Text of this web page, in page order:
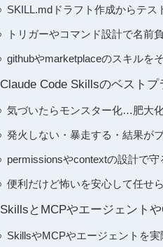
SKILL.mdドラフト作成からテ
トリガーやコマンド設計で名前
githubやmarketplaceのスキルを
Claude Code Skillsのベスト
気づいたらモンスター化…肥大
発火しない・暴走する・結果が
permissionsやcontextの設計で
便利だけど怖いを安心して任せ
SkillsとMCPやエージェント
SkillsやMCPやエージェントを